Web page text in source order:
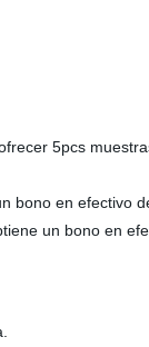
5pcs
bono en efectivo
un bono en